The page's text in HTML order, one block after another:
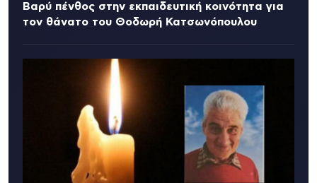
Βαρύ πένθος στην εκπαιδευτική κοινότητα για
τον θάνατο του Θοδωρή Κατσωνόπουλου